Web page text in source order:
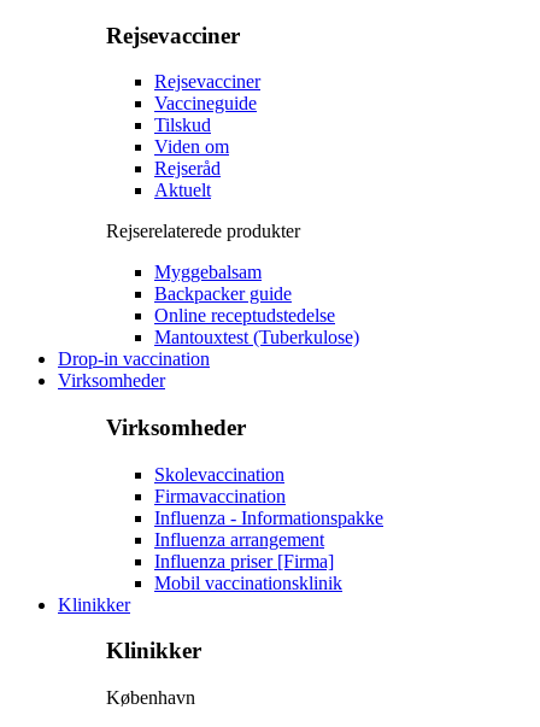
Rejsevacciner
Rejsevacciner
Vaccineguide
Tilskud
Viden om
Rejseråd
Aktuelt
Rejserelaterede produkter
Myggebalsam
Backpacker guide
Online receptudstedelse
Mantouxtest (Tuberkulose)
Drop-in vaccination
Virksomheder
Virksomheder
Skolevaccination
Firmavaccination
Influenza - Informationspakke
Influenza arrangement
Influenza priser [Firma]
Mobil vaccinationsklinik
Klinikker
Klinikker
København